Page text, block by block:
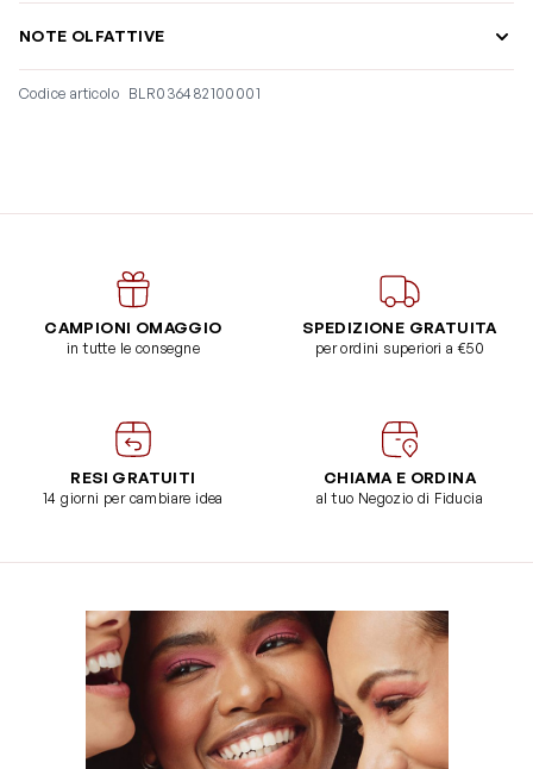
NOTE OLFATTIVE
Codice articolo BLR036482100001
CAMPIONI OMAGGIO
in tutte le consegne
SPEDIZIONE GRATUITA
per ordini superiori a €50
RESI GRATUITI
14 giorni per cambiare idea
CHIAMA E ORDINA
al tuo Negozio di Fiducia